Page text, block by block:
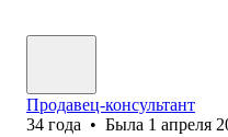
Продавец-консультант
34 года • Была 1 апреля